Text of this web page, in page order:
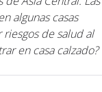
algunas casas
de salud al
en casa calzado?